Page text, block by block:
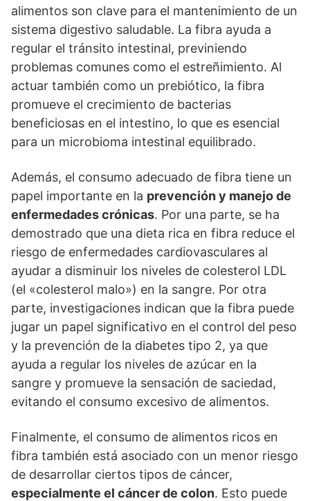
alimentos son clave para el mantenimiento de un
sistema digestivo saludable. La fibra ayuda a
regular el tránsito intestinal, previniendo
problemas comunes como el estreñimiento. Al
actuar también como un prebiótico, la fibra
promueve el crecimiento de bacterias
beneficiosas en el intestino, lo que es esencial
para un microbioma intestinal equilibrado.
Además, el consumo adecuado de fibra tiene un
papel importante en la prevención y manejo de
enfermedades crónicas. Por una parte, se ha
demostrado que una dieta rica en fibra reduce el
riesgo de enfermedades cardiovasculares al
ayudar a disminuir los niveles de colesterol LDL
(el «colesterol malo») en la sangre. Por otra
parte, investigaciones indican que la fibra puede
jugar un papel significativo en el control del peso
y la prevención de la diabetes tipo 2, ya que
ayuda a regular los niveles de azúcar en la
sangre y promueve la sensación de saciedad,
evitando el consumo excesivo de alimentos.
Finalmente, el consumo de alimentos ricos en
fibra también está asociado con un menor riesgo
de desarrollar ciertos tipos de cáncer,
especialmente el cáncer de colon. Esto puede